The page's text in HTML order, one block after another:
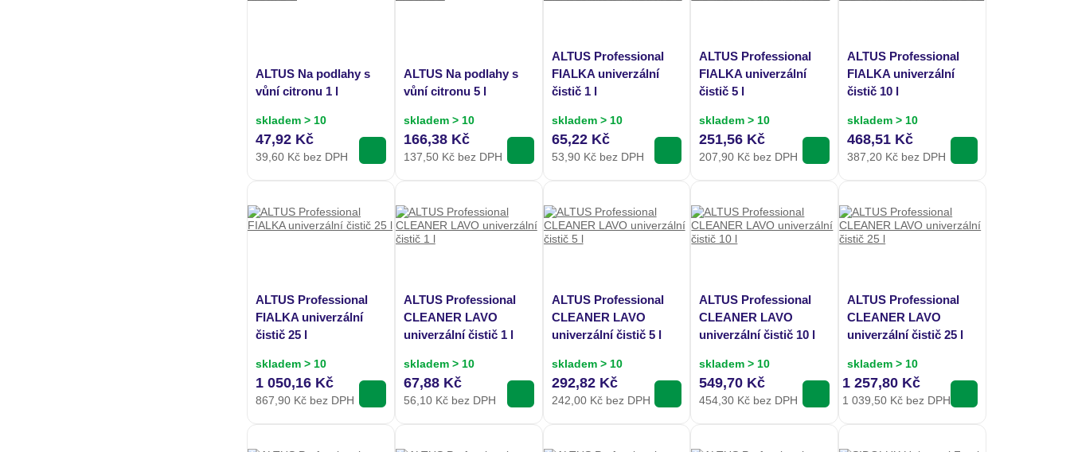
ALTUS Na podlahy s
vůní citronu 1 l
skladem > 10
47,92 Kč
39,60 Kč bez DPH
ALTUS Na podlahy s
vůní citronu 5 l
skladem > 10
166,38 Kč
137,50Kč bez DPH
ALTUS Professional
FIALKA univerzální
čistič 1 l
skladem > 10
65,22 Kč
53,90Kč bez DPH
ALTUS Professional
FIALKA univerzální
čistič 5 l
skladem > 10
251,56 Kč
207,90 Kč bez DPH
ALTUS Professional
FIALKA univerzální
čistič 10 l
skladem > 10
468,51 Kč
387,20 Kč bez DPH
ALTUS Professional
FIALKA univerzální
čistič 25 l
skladem > 10
1 050,16 Kč
867,90 Kč bez DPH
ALTUS Professional
CLEANER LAVO
univerzální čistič 1 l
skladem > 10
67,88 Kč
56,10Kč bez DPH
ALTUS Professional
CLEANER LAVO
univerzální čistič 5 l
skladem > 10
292,82 Kč
242,00Kč bez DPH
ALTUS Professional
CLEANER LAVO
univerzální čistič 10 l
skladem > 10
549,70 Kč
454,30 Kč bez DPH
ALTUS Professional
CLEANER LAVO
univerzální čistič 25 l
skladem > 10
1 257,80 Kč
1 039,50Kč bez DPH